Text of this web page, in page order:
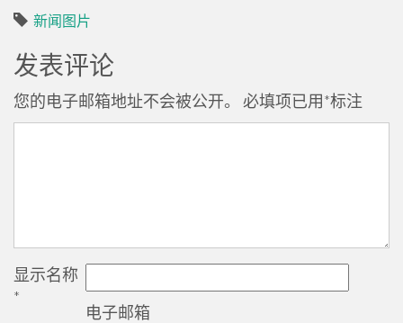
新闻图片
发表评论
您的电子邮箱地址不会被公开。 必填项已用*标注
显示名称
*
电子邮箱